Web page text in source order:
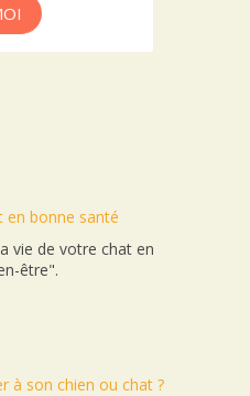
en bonne santé
vie de votre chat en
être".
à son chien ou chat ?